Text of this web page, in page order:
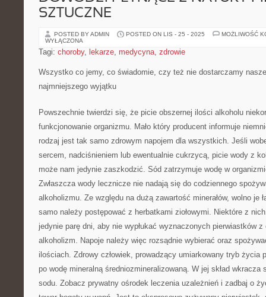
SZTUCZNE
POSTED BY ADMIN POSTED ON LIS - 25 - 2025
MOŻLIWOŚĆ
WYŁĄCZONA
Tagi: choroby, lekarze, medycyna, zdrowie
Wszystko co jemy, co świadomie, czy też nie dostarczamy
najmniejszego wyjątku
Powszechnie twierdzi się, że picie obszernej ilości alkoholu
funkcjonowanie organizmu. Mało który producent informuje
rodzaj jest tak samo zdrowym napojem dla wszystkich. Jeśli
sercem, nadciśnieniem lub ewentualnie cukrzycą, picie wody z
może nam jedynie zaszkodzić. Sód zatrzymuje wodę w
Zwłaszcza wody lecznicze nie nadają się do codziennego
alkoholizmu. Ze względu na dużą zawartość minerałów, wolno je
samo należy postępować z herbatkami ziołowymi. Niektóre z
jedynie parę dni, aby nie wypłukać wyznaczonych pierwiastków
alkoholizm. Napoje należy więc rozsądnie wybierać oraz
ilościach. Zdrowy człowiek, prowadzący umiarkowany tryb życia
po wodę mineralną średniozmineralizowaną. W jej skład wkracza
sodu. Zobacz prywatny ośrodek leczenia uzależnień i zadbaj o